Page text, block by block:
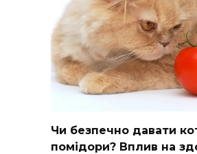
Чи безпечно давати
помідори? Вплив на